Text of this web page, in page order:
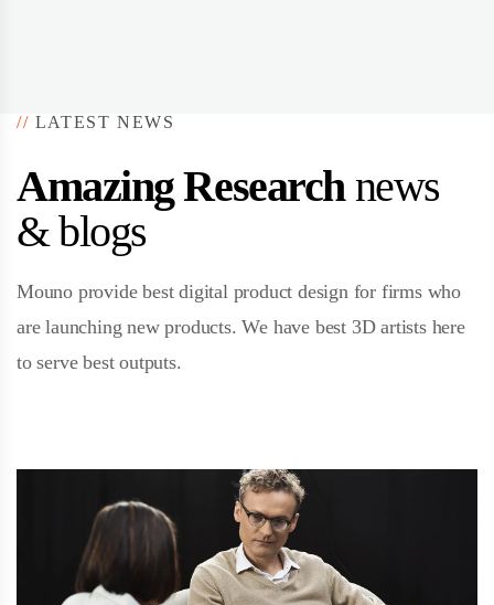
// LATEST NEWS
Amazing Researchnews
& blogs
Mouno provide best digital product design for firms who
are launching new products. We have best 3D artists here
to serve best outputs.